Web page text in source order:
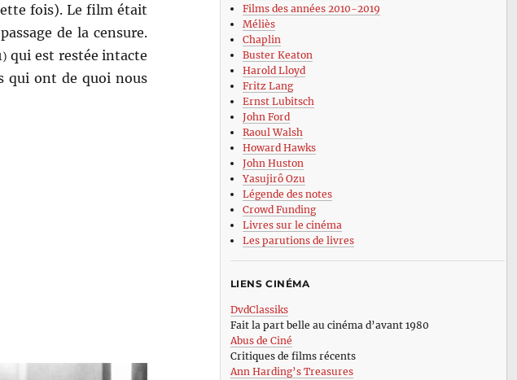
fois). Le film était
de la censure.
qui est restée intacte
qui ont de quoi nous
Films des années 2010-2019
Méliès
Chaplin
Buster Keaton
Harold Lloyd
Fritz Lang
Ernst Lubitsch
John Ford
Raoul Walsh
Howard Hawks
John Huston
Yasujirô Ozu
Légende des notes
Crowd Funding
Livres sur le cinéma
Les parutions de livres
LIENS CINÉMA
DvdClassiks
Fait la part belle au cinéma d’avant 1980
Abus de Ciné
Critiques de films récents
Ann Harding’s Treasures